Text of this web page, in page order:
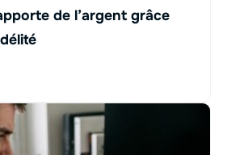
de l’argent grâce